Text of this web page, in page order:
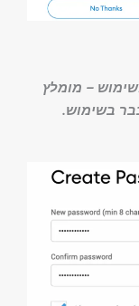
– מומלץ
בשימוש.